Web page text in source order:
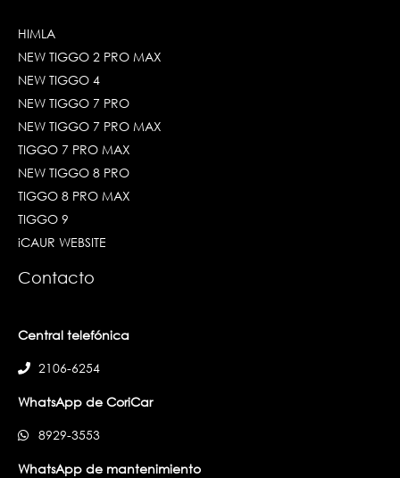
HIMLA
NEW TIGGO 2 PRO MAX
NEW TIGGO 4
NEW TIGGO 7 PRO
NEW TIGGO 7 PRO MAX
TIGGO 7 PRO MAX
NEW TIGGO 8 PRO
TIGGO 8 PRO MAX
TIGGO 9
iCAUR WEBSITE
Contacto
Central telefónica
2106-6254
WhatsApp de CoriCar
8929-3553
WhatsApp de mantenimiento